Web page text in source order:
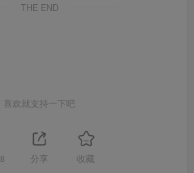
THE END
喜欢就支持一下吧
8 分享 收藏